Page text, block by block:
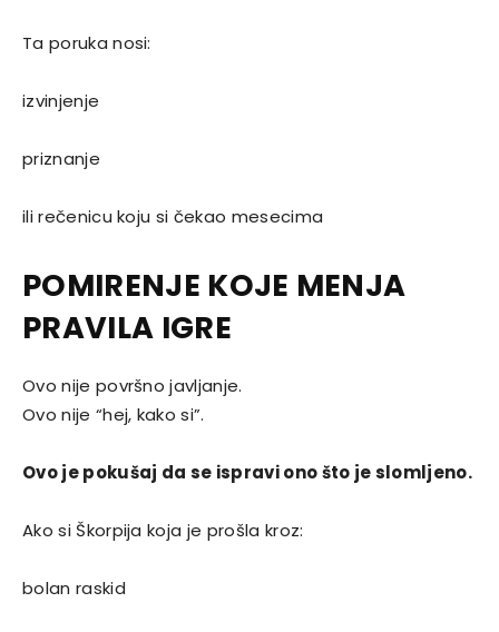
Ta poruka nosi:
izvinjenje
priznanje
ili rečenicu koju si čekao mesecima
POMIRENJE KOJE MENJA
PRAVILA IGRE
Ovo nije površno javljanje.
Ovo nije “hej, kako si”.
Ovo je pokušaj da se ispravi ono što je slomljeno.
Ako si Škorpija koja je prošla kroz:
bolan raskid